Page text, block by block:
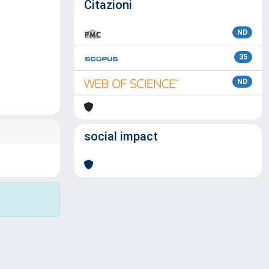
Citazioni
ND
35
ND
social impact